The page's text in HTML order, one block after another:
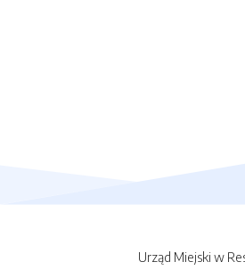
Urząd Miejski w